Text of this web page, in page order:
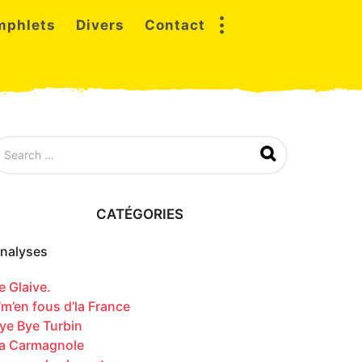
Divers Contact
CATÉGORIES
Glaive.
fous d’la France
Bye Turbin
Carmagnole